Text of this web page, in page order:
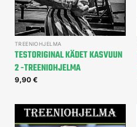
TREENIOHJELMA
TESTORIGINAL KÄDET KASVUUN
2 -TREENIOHJELMA
9,90 €